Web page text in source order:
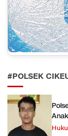
#POLSEK
Anak